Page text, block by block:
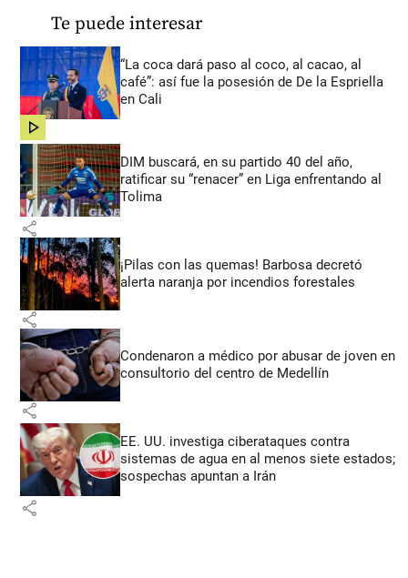
Te puede interesar
“La coca dará paso al coco, al cacao, al
café”: así fue la posesión de De la Espriella
en Cali
share
DIM buscará, en su partido 40 del año,
ratificar su “renacer” en Liga enfrentando al
Tolima
share
¡Pilas con las quemas! Barbosa decretó
alerta naranja por incendios forestales
share
Condenaron a médico por abusar de joven en
consultorio del centro de Medellín
share
EE. UU. investiga ciberataques contra
sistemas de agua en al menos siete estados;
sospechas apuntan a Irán
share